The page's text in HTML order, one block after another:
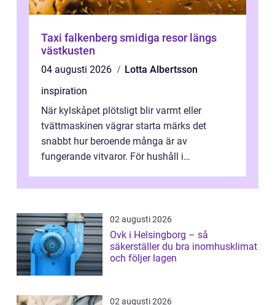
Taxi falkenberg smidiga resor längs
västkusten
04 augusti 2026
Lotta Albertsson
inspiration
När kylskåpet plötsligt blir varmt eller
tvättmaskinen vägrar starta märks det
snabbt hur beroende många är av
fungerande vitvaror. För hushåll i
vitvaruservice en...
02 augusti 2026
Ovk i Helsingborg – så
säkerställer du bra inomhusklimat
och följer lagen
02 augusti 2026